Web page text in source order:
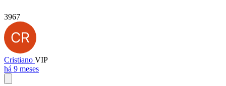
3967
Cristiano VIP
há 9 meses